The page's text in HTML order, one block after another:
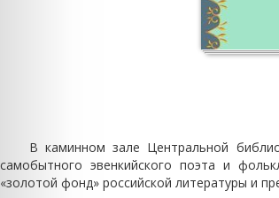
В каминном зале Центральной
самобытного эвенкийского поэта и
«золотой фонд» российской литературы и